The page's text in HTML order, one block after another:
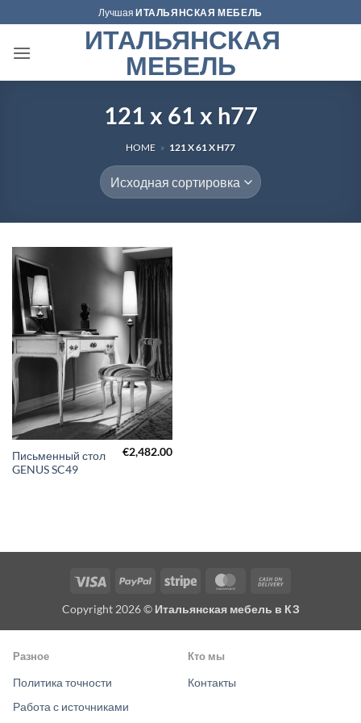
to
content
ЛучшаяИТАЛЬЯНСКАЯ МЕБЕЛЬ
ИТАЛЬЯНСКАЯ
МЕБЕЛЬ
121 x 61 x h77
HOME » 121 X 61 X H77
Письменный стол
GENUS SC49
€2,482.00
Visa PayPal Stripe MasterCard
Delivery
Copyright 2026 © Итальянская мебель в КЗ
Разное
Политика точности
Работа с источниками
Кто мы
Контакты